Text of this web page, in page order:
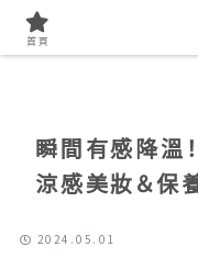
瞬間有感降溫
涼感美妝＆保
2024.05.01
首頁